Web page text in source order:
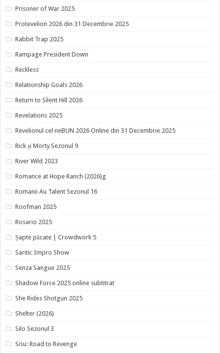
Prisoner of War 2025
Protevelion 2026 din 31 Decembrie 2025
Rabbit Trap 2025
Rampage President Down
Reckless
Relationship Goals 2026
Return to Silent Hill 2026
Revelations 2025
Revelionul cel neBUN 2026 Online din 31 Decembrie 2025
Rick și Morty Sezonul 9
River Wild 2023
Romance at Hope Ranch (2026)g
Romanii Au Talent Sezonul 16
Roofman 2025
Rosario 2025
Șapte păcate | Crowdwork 5
Saritii: Impro Show
Senza Sangue 2025
Shadow Force 2025 online subtitrat
She Rides Shotgun 2025
Shelter (2026)
Silo Sezonul 3
Sisu: Road to Revenge